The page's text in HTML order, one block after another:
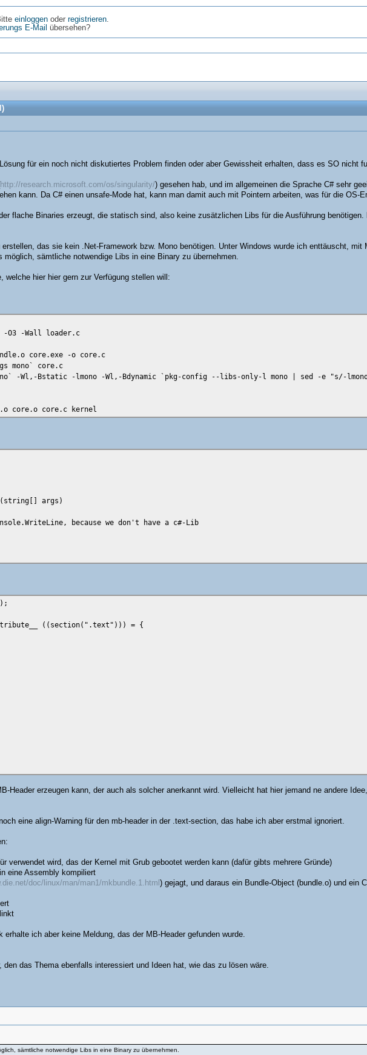
einloggenoder registrieren.
E-Mail übersehen?
für ein noch nicht diskutiertes Problem finden oder aber Gewissheit erhalten, dass es SO nicht
http://research.microsoft.com/os/singularity/) gesehen hab, und im allgemeinen die Sprache C# sehr
kann. Da C# einen unsafe-Mode hat, kann man damit auch mit Pointern arbeiten, was für die OS-
flache Binaries erzeugt, die statisch sind, also keine zusätzlichen Libs für die Ausführung benötigen.
das sie kein .Net-Framework bzw. Mono benötigen. Unter Windows wurde ich enttäuscht,
möglich, sämtliche notwendige Libs in eine Binary zu übernehmen.
welche hier hier gern zur Verfügung stellen will:
O3 -Wall loader.c
core.exe -o core.c
mono` core.c
-Wl,-Bstatic -lmono -Wl,-Bdynamic `pkg-config --libs-only-l mono | sed -e "s/-
core.o core.c kernel
args)
because we don't have a c#-Lib
((section(".text"))) = {
Header erzeugen kann, der auch als solcher anerkannt wird. Vielleicht hat hier jemand ne andere
eine align-Warning für den mb-header in der .text-section, das habe ich aber erstmal ignoriert.
verwendet wird, das der Kernel mit Grub gebootet werden kann (dafür gibts mehrere Gründe)
eine Assembly kompiliert
doc/linux/man/man1/mkbundle.1.html ) gejagt, und daraus ein Bundle-Object (bundle.o) und ein
ich aber keine Meldung, das der MB-Header gefunden wurde.
das Thema ebenfalls interessiert und Ideen hat, wie das zu lösen wäre.
sämtliche notwendige Libs in eine Binary zu übernehmen.